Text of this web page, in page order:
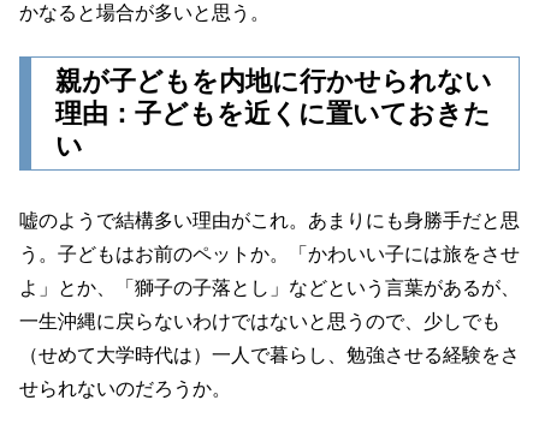
かなると場合が多いと思う。
親が子どもを内地に行かせられない
理由：子どもを近くに置いておきた
い
嘘のようで結構多い理由がこれ。あまりにも身勝手だと思
う。子どもはお前のペットか。「かわいい子には旅をさせ
よ」とか、「獅子の子落とし」などという言葉があるが、
一生沖縄に戻らないわけではないと思うので、少しでも
（せめて大学時代は）一人で暮らし、勉強させる経験をさ
せられないのだろうか。